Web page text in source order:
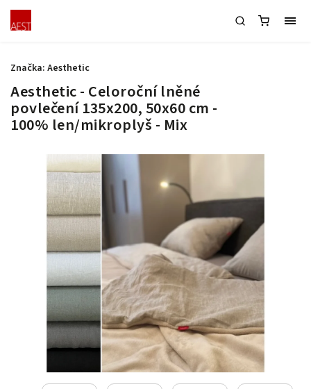
Aesthetic - Celoroční lněné
povlečení 135x200, 50x60 cm -
100% len/mikroplyš - Mix
Značka: Aesthetic